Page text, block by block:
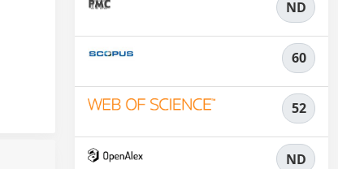
ND
60
52
ND